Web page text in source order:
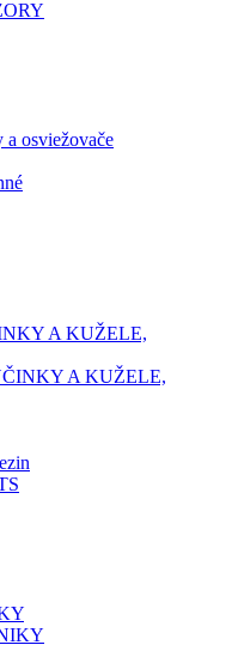
osviežovače
A KUŽELE,